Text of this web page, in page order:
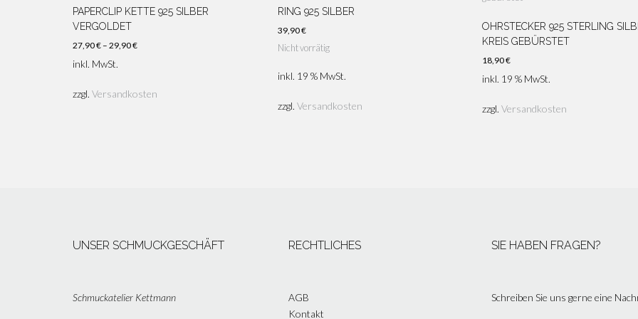
PAPERCLIP KETTE 925 SILBER
VERGOLDET
27,90€ – 29,90€
inkl. MwSt.
zzgl. Versandkosten
RING 925 SILBER
39,90€
Nicht vorrätig
inkl. 19 % MwSt.
zzgl. Versandkosten
OHRSTECKER 925 STERLING
KREIS GEBÜRSTET
18,90€
inkl. 19 % MwSt.
zzgl. Versandkosten
UNSER SCHMUCKGESCHÄFT
Schmuckatelier Kettmann
RECHTLICHES
AGB
Kontakt
SIE HABEN FRAGEN?
Schreiben Sie uns gerne eine